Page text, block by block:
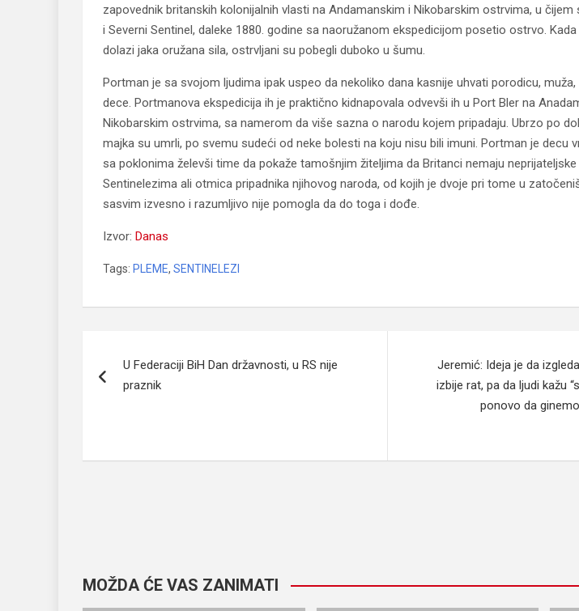
zapovednik britanskih kolonijalnih vlasti na Andamanskim i Nikobarskim ostrvima, u čijem
i Severni Sentinel, daleke 1880. godine sa naoružanom ekspedicijom posetio ostrvo.
dolazi jaka oružana sila, ostrvljani su pobegli duboko u šumu.
Portman je sa svojom ljudima ipak uspeo da nekoliko dana kasnije uhvati porodicu,
dece. Portmanova ekspedicija ih je praktično kidnapovala odvevši ih u Port Bler na
Nikobarskim ostrvima, sa namerom da više sazna o narodu kojem pripadaju. Ubrzo po
majka su umrli, po svemu sudeći od neke bolesti na koju nisu bili imuni. Portman je decu
sa poklonima želevši time da pokaže tamošnjim žiteljima da Britanci nemaju
Sentinelezima ali otmica pripadnika njihovog naroda, od kojih je dvoje pri tome u
sasvim izvesno i razumljivo nije pomogla da do toga i dođe.
Izvor: Danas
Tags: PLEME, SENTINELEZI
članaka
U Federaciji BiH Dan državnosti, u RS nije
praznik
Jeremić: Ideja je da
izbije rat, pa da ljudi kažu
ponovo da
MOŽDA ĆE VAS ZANIMATI